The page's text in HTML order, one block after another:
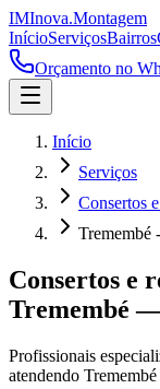
IMInova.Montagem
InícioServiçosBairros
Orçamento no
Início
Serviços
Consertos
Tremembé
Consertos e
Tremembé
Profissionais
atendendo Tremembé